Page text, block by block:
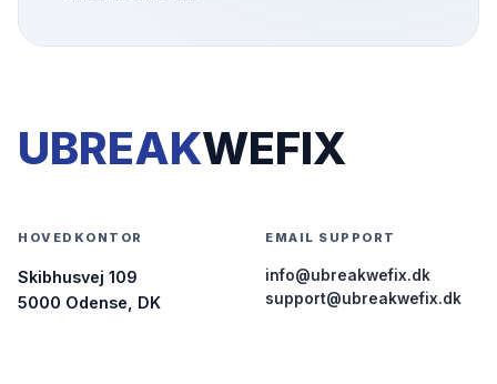
UBREAKWEFIX
HOVEDKONTOR
Skibhusvej 109
5000 Odense, DK
EMAIL SUPPORT
info@ubreakwefix.dk
support@ubreakwefix.dk